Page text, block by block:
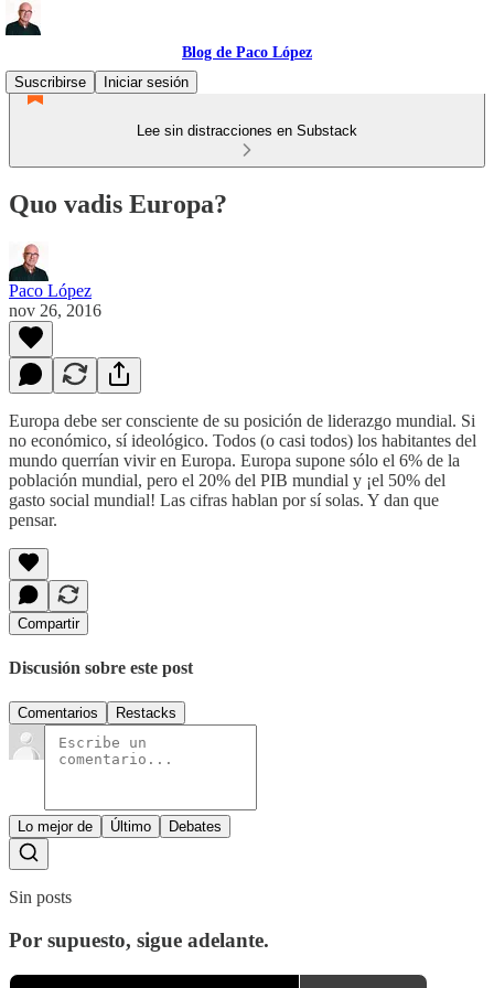
Blog de Paco López
Suscribirse
Iniciar sesión
Lee sin distracciones en Substack
Quo vadis Europa?
Paco López
nov 26, 2016
Europa debe ser consciente de su posición de liderazgo mundial. Si
no económico, sí ideológico. Todos (o casi todos) los habitantes del
mundo querrían vivir en Europa. Europa supone sólo el 6% de la
población mundial, pero el 20% del PIB mundial y ¡el 50% del
gasto social mundial! Las cifras hablan por sí solas. Y dan que
pensar.
Compartir
Discusión sobre este post
Comentarios Restacks
Lo mejor de Último Debates
Sin posts
Por supuesto, sigue adelante.